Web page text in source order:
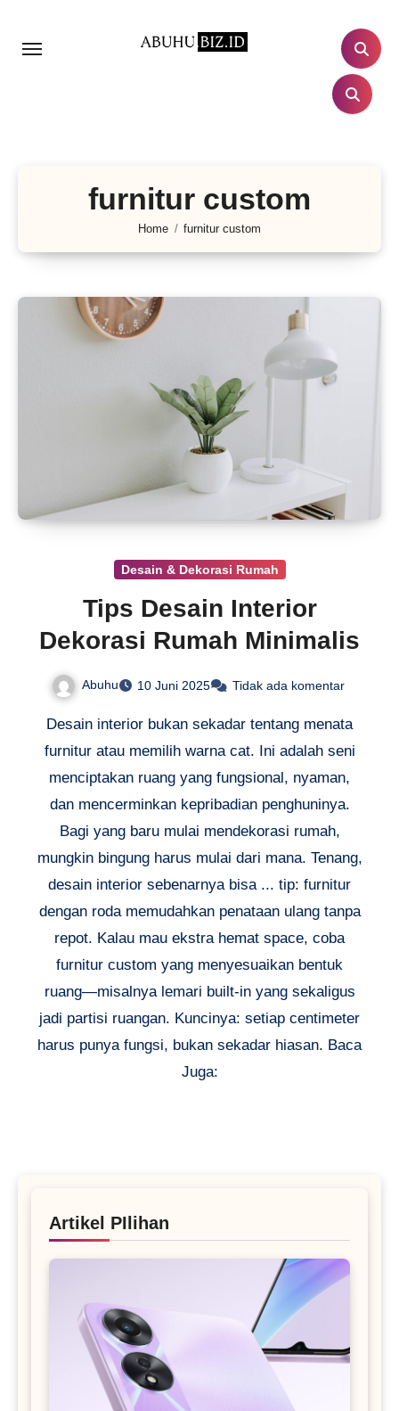
furnitur custom
Home furnitur custom
Desain & Dekorasi Rumah
Tips Desain Interior
Dekorasi Rumah Minimalis
Abuhu 10 Juni 2025 Tidak ada komentar
Desain interior bukan sekadar tentang menata
furnitur atau memilih warna cat. Ini adalah seni
menciptakan ruang yang fungsional, nyaman,
dan mencerminkan kepribadian penghuninya.
Bagi yang baru mulai mendekorasi rumah,
mungkin bingung harus mulai dari mana. Tenang,
desain interior sebenarnya bisa ... tip: furnitur
dengan roda memudahkan penataan ulang tanpa
repot. Kalau mau ekstra hemat space, coba
furnitur custom yang menyesuaikan bentuk
ruang—misalnya lemari built-in yang sekaligus
jadi partisi ruangan. Kuncinya: setiap centimeter
harus punya fungsi, bukan sekadar hiasan. Baca
Juga:
Artikel PIlihan